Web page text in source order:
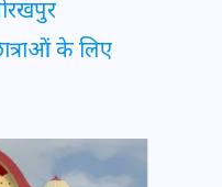
के लिए